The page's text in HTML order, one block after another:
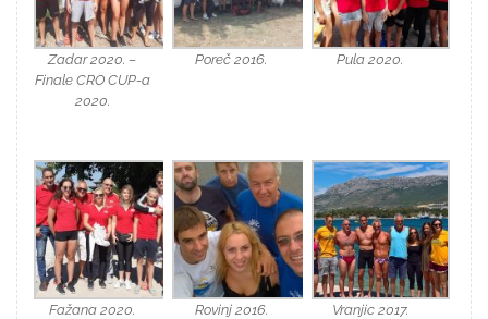
Zadar 2020. –
Finale CRO CUP-a
2020.
Poreč 2016. Pula 2020.
Fažana 2020. Rovinj 2016. Vranjic 2017.